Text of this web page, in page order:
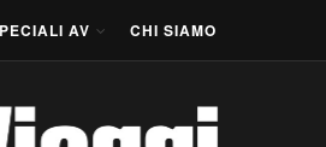
AV CHI SIAMO